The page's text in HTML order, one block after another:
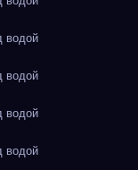
водой
водой
водой
водой